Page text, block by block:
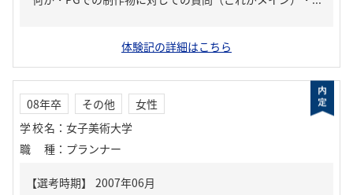
体験記の詳細はこちら
08年卒 その他
女性
学校名 ： 女子美術大学
職種 ： プランナー